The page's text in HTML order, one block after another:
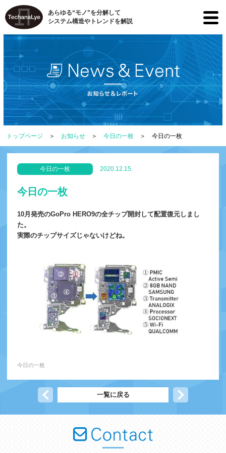
あらゆる“モノ”を分解して
システム構造やトレンドを解説
トップページ お知らせ 今日の一枚 今日の一枚
今日の一枚
今日の一枚 2020.12.15.
10月発売のGoPro HERO9の全チップ開封して配置復元しまし
た。
実際のチップサイズじゃないけどね。
今日の一枚
一覧に戻る